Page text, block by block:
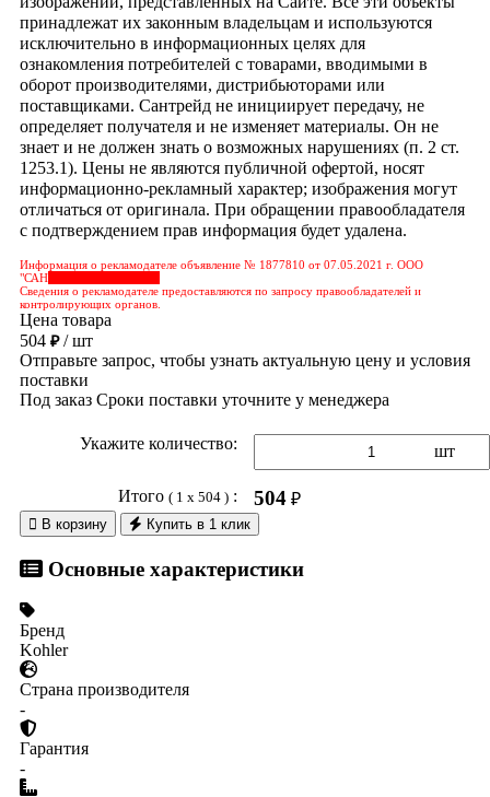
принадлежат их законным владельцам и используются
исключительно в информационных целях для
ознакомления потребителей с товарами, вводимыми в
оборот производителями, дистрибьюторами или
поставщиками. Сантрейд не инициирует передачу, не
определяет получателя и не изменяет материалы. Он не
знает и не должен знать о возможных нарушениях (п. 2 ст.
1253.1). Цены не являются публичной офертой, носят
информационно-рекламный характер; изображения могут
отличаться от оригинала. При обращении правообладателя
с подтверждением прав информация будет удалена.
Информация о рекламодателе объявление № 1877810 от 07.05.2021 г. ООО
"САН
Сведения о рекламодателе предоставляются по запросу правообладателей и
контролирующих органов.
Цена товара
504 ₽/ шт
Отправьте запрос, чтобы узнать актуальную цену и условия
поставки
Под заказ Сроки поставки уточните у менеджера
Укажите количество: шт
Итого ( 1 x 504 ): 504₽
 В корзину Купить в 1 клик
Основные характеристики
Бренд
Kohler
Страна производителя
-
Гарантия
-